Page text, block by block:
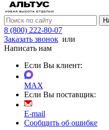
8 (800) 222-80-07
Заказать звонок или
Написать нам
Если Вы клиент:
MAX
Если Вы поставщик:
E-mail
Сообщить об ошибке